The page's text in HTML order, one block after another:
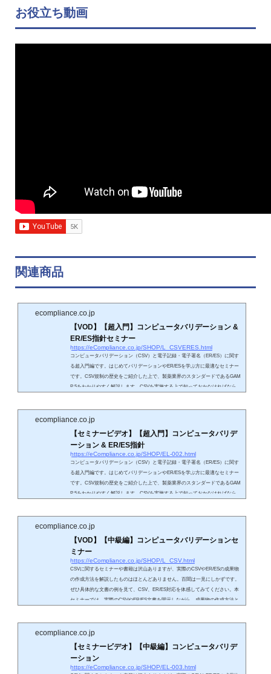
お役立ち動画
関連商品
ecompliance.co.jp
【VOD】【超入門】コンピュータバリデーション &
ER/ES指針セミナー
https://eCompliance.co.jp/SHOP/L_CSVERES.html
コンピュータバリデーション（CSV）と電子記録・電子署名（ER/ES）に関す
る超入門編です。はじめてバリデーションやER/ESを学ぶ方に最適なセミナー
です。CSV規制の歴史をご紹介した上で、製薬業界のスタンダードであるGAM
P 5をわかりやすく解説します。CSVを実施する上で知っておかなければなら
ンの違いについて解説を行うセミナーはありませんでした。システムを4つに
ecompliance.co.jp
【セミナービデオ】【超入門】コンピュータバリデ
ーション & ER/ES指針
https://eCompliance.co.jp/SHOP/EL-002.html
コンピュータバリデーション（CSV）と電子記録・電子署名（ER/ES）に関す
る超入門編です。はじめてバリデーションやER/ESを学ぶ方に最適なセミナー
です。CSV規制の歴史をご紹介した上で、製薬業界のスタンダードであるGAM
P 5をわかりやすく解説します。CSVを実施する上で知っておかなければなら
ンの違いについて解説を行うセミナーはありませんでした。システムを4つに
ecompliance.co.jp
【VOD】【中級編】コンピュータバリデーションセ
ミナー
https://eCompliance.co.jp/SHOP/L_CSV.html
CSVに関するセミナーや書籍は沢山ありますが、実際のCSVやER/ESの成果物
の作成方法を解説したものはほとんどありません。百聞は一見にしかずです。
ぜひ具体的な文書の例を見て、CSV、ER/ES対応を体感してみてください。本
セミナーでは、実際のCSVやER/ES文書を開示しながら、成果物の作成方法と
す。これまで入門コースを受講された方にとって、次のステップアップとなる
ecompliance.co.jp
【セミナービデオ】【中級編】コンピュータバリデ
ーション
https://eCompliance.co.jp/SHOP/EL-003.html